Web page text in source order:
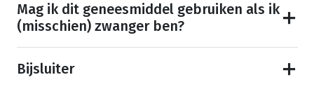
Mag ik dit geneesmiddel gebruiken als ik
(misschien) zwanger ben?
Bijsluiter